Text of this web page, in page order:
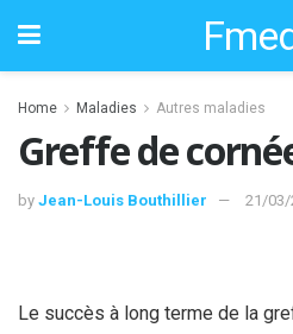
Home Maladies Autres maladies
Greffe de
by Jean-Louis Bouthillier 21/03/
Le succès à long terme de la